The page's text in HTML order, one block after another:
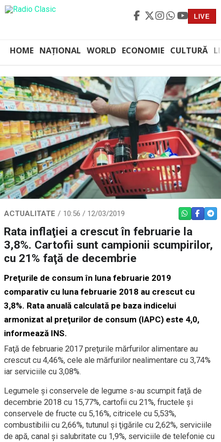
LIVE
HOME NAȚIONAL WORLD ECONOMIE CULTURĂ
ACTUALITATE 10:56 / 12/03/2019 WHATSAPP
Rata inflaţiei a crescut în februarie la
3,8%. Cartofii sunt campionii scumpirilor,
cu 21% faţă de decembrie
Preţurile de consum în luna februarie 2019
comparativ cu luna februarie 2018 au crescut cu
3,8%. Rata anuală calculată pe baza indicelui
armonizat al preţurilor de consum (IAPC) este 4,0,
informează INS.
Faţă de februarie 2017 preţurile mărfurilor alimentare au
crescut cu 4,46%, cele ale mărfurilor nealimentare cu 3,74%
iar serviciile cu 3,08%.
Legumele şi conservele de legume s-au scumpit faţă de
decembrie 2018 cu 15,77%, cartofii cu 21%, fructele şi
conservele de fructe cu 5,16%, citricele cu 5,53%,
combustibilii cu 2,66%, tutunul şi ţigările cu 2,62%, serviciile
de apă, canal şi salubritate cu 1,9%, serviciile de telefonie cu